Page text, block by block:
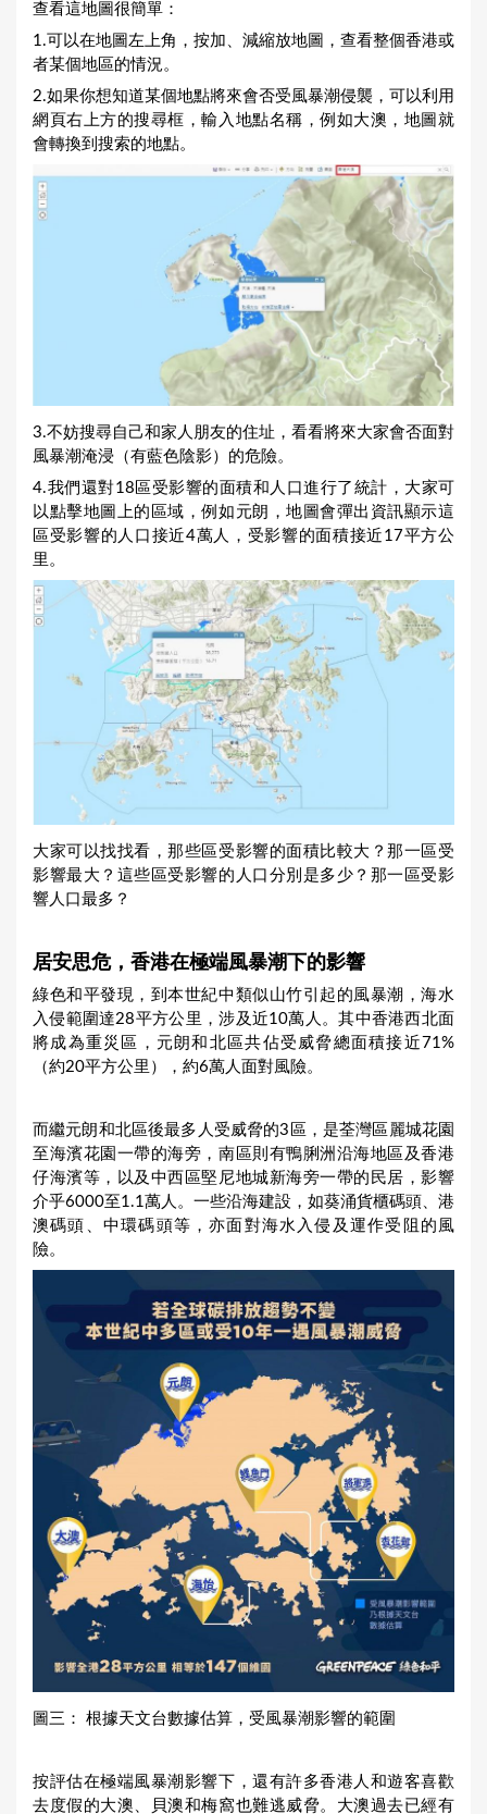
查看這地圖很簡單：
1.可以在地圖左上角，按加、減縮放地圖，查看整個香港或
者某個地區的情況。
2.如果你想知道某個地點將來會否受風暴潮侵襲，可以利用
網頁右上方的搜尋框，輸入地點名稱，例如大澳，地圖就
會轉換到搜索的地點。
3.不妨搜尋自己和家人朋友的住址，看看將來大家會否面對
風暴潮淹浸（有藍色陰影）的危險。
4.我們還對18區受影響的面積和人口進行了統計，大家可
以點擊地圖上的區域，例如元朗，地圖會彈出資訊顯示這
區受影響的人口接近4萬人，受影響的面積接近17平方公
里。
大家可以找找看，那些區受影響的面積比較大？那一區受
影響最大？這些區受影響的人口分別是多少？那一區受影
響人口最多？
居安思危，香港在極端風暴潮下的影響
綠色和平發現，到本世紀中類似山竹引起的風暴潮，海水
入侵範圍達28平方公里，涉及近10萬人。其中香港西北面
將成為重災區，元朗和北區共佔受威脅總面積接近71%
（約20平方公里），約6萬人面對風險。
而繼元朗和北區後最多人受威脅的3區，是荃灣區麗城花園
至海濱花園一帶的海旁，南區則有鴨脷洲沿海地區及香港
仔海濱等，以及中西區堅尼地城新海旁一帶的民居，影響
介乎6000至1.1萬人。一些沿海建設，如葵涌貨櫃碼頭、港
澳碼頭、中環碼頭等，亦面對海水入侵及運作受阻的風
險。
圖三： 根據天文台數據估算，受風暴潮影響的範圍
按評估在極端風暴潮影響下，還有許多香港人和遊客喜歡
去度假的大澳、貝澳和梅窩也難逃威脅。大澳過去已經有